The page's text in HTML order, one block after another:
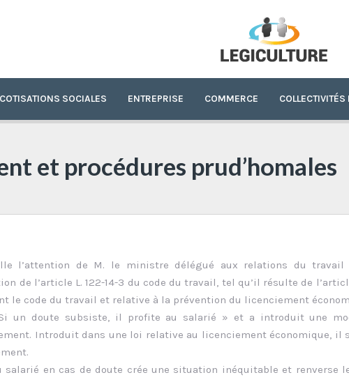
COTISATIONS SOCIALES ENTREPRISE COMMERCE
et procédures prud’homales
l’attention de M. le ministre délégué aux relations du travail
de l’article L. 122-14-3 du code du travail, tel qu’il résulte de
le code du travail et relative à la prévention du licenciement
un doute subsiste, il profite au salarié » et a introduit une
Introduit dans une loi relative au licenciement économique, il
salarié en cas de doute crée une situation inéquitable et renverse